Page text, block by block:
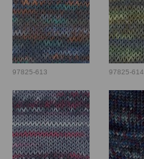
97825-613 97825-614